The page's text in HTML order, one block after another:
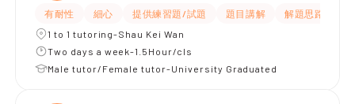
有耐性 細心 提供練習題/試題 題目講解
解題思路
1 to 1 tutoring-Shau Kei Wan
Two days a week-1.5Hour/cls
Male tutor/Female tutor-University Graduated